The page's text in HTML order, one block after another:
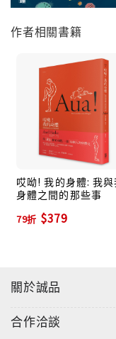
作者相關書籍
哎呦! 我的身體: 我與
身體之間的那些事
79折 $379
關於誠品
合作洽談